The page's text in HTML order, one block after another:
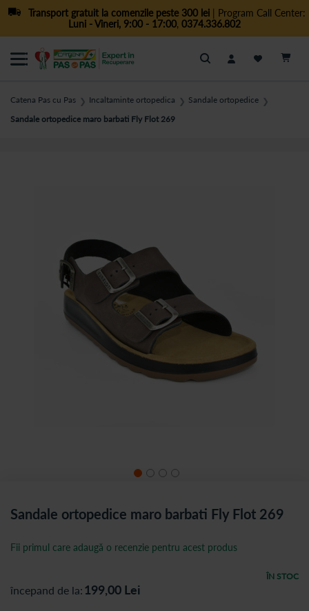
Transport gratuit la comenzile peste 300 lei| Program Call Center:
Luni - Vineri, 9:00 - 17:00, 0374.336.802
Cautare
Catena Pas cu Pas ❯ Incaltaminte ortopedica ❯ Sandale ortopedice ❯
Sandale ortopedice maro barbati Fly Flot 269
Sandale ortopedice maro barbati Fly Flot 269
ÎN STOC
Fii primul care adaugă o recenzie pentru acest produs
începand de la 199,00 Lei